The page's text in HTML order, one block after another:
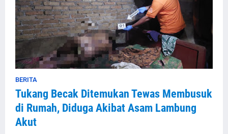
BERITA
Tukang Becak Ditemukan Tewas Membusuk
di Rumah, Diduga Akibat Asam Lambung
Akut